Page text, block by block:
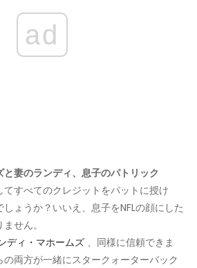
ad
妻のランディ、息子のパトリック
すべてのクレジットをパットに授け
ょうか？いいえ、息子をNFLの顔にした
せん。
ディ・マホームズ 、同様に信頼できま
両方が一緒にスタークォーターバック